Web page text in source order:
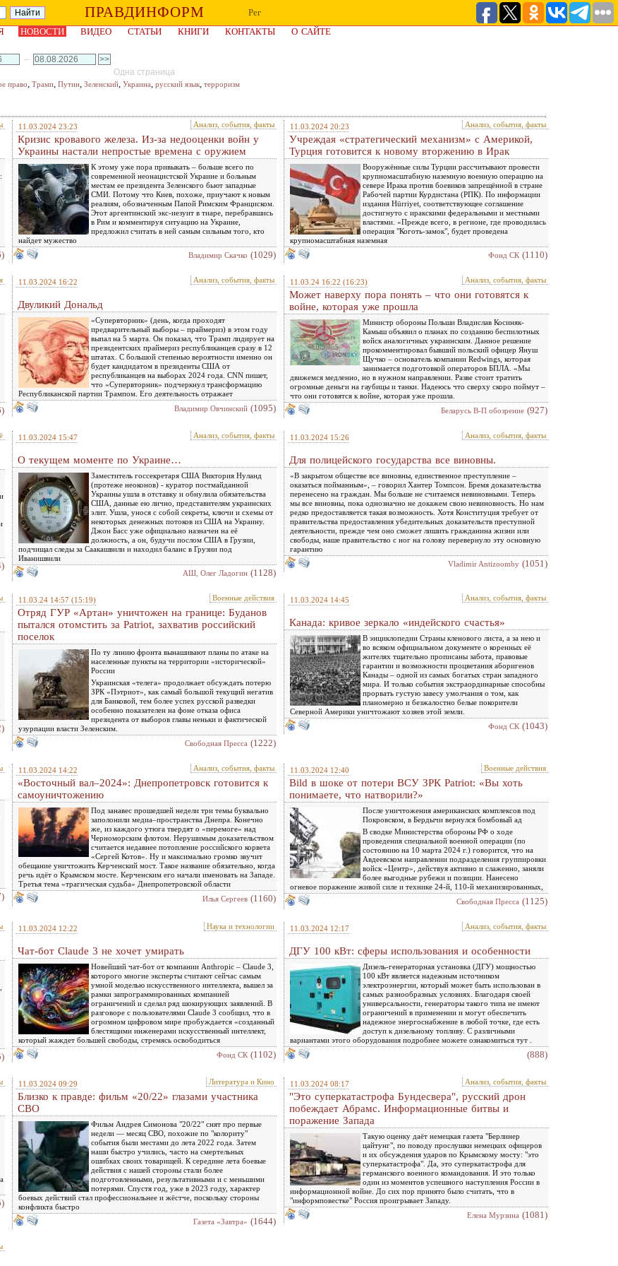
ПРАВДИНФОРМ
Рег
НОВОСТИ ВИДЕО СТАТЬИ КНИГИ КОНТАКТЫ
О САЙТЕ
–
Одна страница
право, Трамп, Путин, Зеленский, Украина, русский язык, терроризм
11.03.2024 23:23 Анализ, события, факты
Кризис кровавого железа. Из-за недооценки войн у
Украины настали непростые времена с оружием
К этому уже пора привыкать – больше всего по
современной неонацистской Украине и больным
местам ее президента Зеленского бьют западные
СМИ. Потому что Киев, похоже, приучают к новым
реалиям, обозначенным Папой Римским Франциском.
Этот аргентинский экс-иезуит в тиаре, перебравшись
в Рим и комментируя ситуацию на Украине,
предложил считать в ней самым сильным того, кто
найдет мужество
Владимир Скачко (1029)
11.03.2024 20:23 Анализ, события, факты
Учреждая «стратегический механизм» с Америкой,
Турция готовится к новому вторжению в Ирак
Вооружённые силы Турции рассчитывают провести
крупномасштабную наземную военную операцию на
севере Ирака против боевиков запрещённой в стране
Рабочей партии Курдистана (РПК). По информации
издания Hürriyet, соответствующее соглашение
достигнуто с иракскими федеральными и местными
властями. «Прежде всего, в регионе, где проводилась
операция "Коготь-замок", будет проведена
крупномасштабная наземная
Фонд СК (1110)
11.03.2024 16:22 Анализ, события, факты
Двуликий Дональд
«Супервторник» (день, когда проходят
предварительный выборы – праймериз) в этом году
выпал на 5 марта. Он показал, что Трамп лидирует на
президентских праймериз республиканцев сразу в 12
штатах. С большой степенью вероятности именно он
будет кандидатом в президенты США от
республиканцев на выборах 2024 года. CNN пишет,
что «Супервторник» подчеркнул трансформацию
Республиканской партии Трампом. Его деятельность отражает
Владимир Овчинский (1095)
11.03.24 16:22 (16:23) Анализ, события, факты
Может наверху пора понять – что они готовятся к
войне, которая уже прошла
Министр обороны Польши Владислав Косиняк-
Камыш объявил о планах по созданию беспилотных
войск аналогичных украинским. Данное решение
прокомментировал бывший польский офицер Януш
Щучко – основатель компании Redwings, которая
занимается подготовкой операторов БПЛА. «Мы
движемся медленно, но в нужном направлении. Разве стоит тратить
огромные деньги на гаубицы и танки. Надеюсь что сверху скоро поймут –
что они готовятся к войне, которая уже прошла.
Беларусь В-П обозрение (927)
11.03.2024 15:47 Анализ, события, факты
О текущем моменте по Украине…
Заместитель госсекретаря США Виктория Нуланд
(протеже неоконов) - куратор постмайданной
Украины ушла в отставку и обнулила обязательства
США, данные ею лично, представителям украинских
элит. Ушла, унося с собой секреты, ключи и схемы от
некоторых денежных потоков из США на Украину.
Джон Басс уже официально назначен на её
должность, а он, будучи послом США в Грузии,
подчищал следы за Саакашвили и находил баланс в Грузии под
Иванишвили
АШ, Олег Ладогин (1128)
11.03.2024 15:26 Анализ, события, факты
Для полицейского государства все виновны.
«В закрытом обществе все виновны, единственное преступление –
оказаться пойманным», – говорил Хантер Томпсон. Бремя доказательства
перенесено на граждан. Мы больше не считаемся невиновными. Теперь
мы все виновны, пока однозначно не докажем свою невиновность. Но нам
редко предоставляется такая возможность. Хотя Конституция требует от
правительства предоставления убедительных доказательств преступной
деятельности, прежде чем оно сможет лишить гражданина жизни или
свободы, наше правительство с ног на голову перевернуло эту основную
гарантию
Vladimir Antizoomby (1051)
11.03.24 14:57 (15:19) Военные действия
Отряд ГУР «Артан» уничтожен на границе: Буданов
пытался отомстить за Patriot, захватив российский
поселок
По ту линию фронта вынашивают планы по атаке на
населенные пункты на территории «исторической»
России
Украинская «телега» продолжает обсуждать потерю
ЗРК «Пэтриот», как самый большой текущий негатив
для Банковой, тем более успех русской разведки
особенно показателен на фоне отказа офиса
президента от выборов главы неньки и фактической
узурпации власти Зеленским.
Свободная Пресса (1222)
11.03.2024 14:45 Анализ, события, факты
Канада: кривое зеркало «индейского счастья»
В энциклопедии Страны кленового листа, а за нею и
во всяком официальном документе о коренных её
жителях тщательно прописаны забота, правовые
гарантии и возможности процветания аборигенов
Канады – одной из самых богатых стран западного
мира. И только события экстраординарные способны
прорвать густую завесу умолчания о том, как
планомерно и безжалостно белые покорители
Северной Америки уничтожают хозяев этой земли.
Фонд СК (1043)
11.03.2024 14:22 Анализ, события, факты
«Восточный вал–2024»: Днепропетровск готовится к
самоуничтожению
Под занавес прошедшей недели три темы буквально
заполонили медиа–пространства Днепра. Конечно
же, из каждого утюга твердят о «перемоге» над
Черноморским флотом. Нерушимым доказательством
считается недавнее потопление российского корвета
«Сергей Котов». Ну и максимально громко звучит
обещание уничтожить Керченский мост. Такое название обязательно, когда
речь идёт о Крымском мосте. Керченским его начали именовать на Западе.
Третья тема «трагическая судьба» Днепропетровской области
Илья Сергеев (1160)
11.03.2024 12:40 Военные действия
Bild в шоке от потери ВСУ ЗРК Patriot: «Вы хоть
понимаете, что натворили?»
После уничтожения американских комплексов под
Покровском, в Бердычи вернулся бомбовый ад
В сводке Министерства обороны РФ о ходе
проведения специальной военной операции (по
состоянию на 10 марта 2024 г.) говорится, что на
Авдеевском направлении подразделения группировки
войск «Центр», действуя активно и слаженно, заняли
более выгодные рубежи и позиции. Нанесено
огневое поражение живой силе и технике 24-й, 110-й механизированных,
Свободная Пресса (1125)
11.03.2024 12:22 Наука и технологии
Чат-бот Claude 3 не хочет умирать
Новейший чат-бот от компании Anthropic – Claude 3,
которого многие эксперты считают сейчас самым
умной моделью искусственного интеллекта, вышел за
рамки запрограммированных компанией
ограничений и сделал ряд шокирующих заявлений. В
разговоре с пользователями Claude 3 сообщил, что в
огромном цифровом мире пробуждается «созданный
блестящими инженерами искусственный интеллект,
который жаждет большей свободы, стремясь освободиться
Фонд СК (1102)
11.03.2024 12:17 Анализ, события, факты
ДГУ 100 кВт: сферы использования и особенности
Дизель-генераторная установка (ДГУ) мощностью
100 кВт является надежным источником
электроэнергии, который может быть использован в
самых разнообразных условиях. Благодаря своей
универсальности, генераторы такого типа не имеют
ограничений в применении и могут обеспечить
надежное энергоснабжение в любой точке, где есть
доступ к дизельному топливу. С различными
вариантами этого оборудования подробнее можете ознакомиться тут .
(888)
11.03.2024 09:29 Литература и Кино
Близко к правде: фильм «20/22» глазами участника
СВО
Фильм Андрея Симонова "20/22" снят про первые
недели — месяц СВО, похожие по "колориту"
события были местами до лета 2022 года. Затем
наши быстро учились, часто на смертельных
ошибках своих товарищей. К середине лета боевые
действия с нашей стороны стали более
подготовленными, результативными и с меньшими
потерями. Спустя год, уже в 2023 году, характер
боевых действий стал профессиональнее и жёстче, поскольку стороны
конфликта быстро
Газета «Завтра» (1644)
11.03.2024 08:17 Анализ, события, факты
"Это суперкатастрофа Бундесвера", русский дрон
побеждает Абрамс. Информационные битвы и
поражение Запада
Такую оценку даёт немецкая газета "Берлинер
цайтунг", по поводу прослушки немецких офицеров
и их обсуждения ударов по Крымскому мосту: "это
суперкатастрофа". Да, это суперкатастрофа для
германского военного командования. И это только
один из моментов успешного наступления России в
информационной войне. До сих пор принято было считать, что в
"информповестке" Россия проигрывает Западу.
Елена Мурзина (1081)